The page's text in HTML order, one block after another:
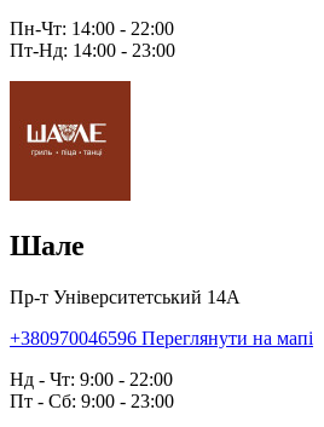
Пн-Чт: 14:00 - 22:00
Пт-Нд: 14:00 - 23:00
Шале
Пр-т Університетський 14А
+380970046596 Переглянути на мапі
Нд - Чт: 9:00 - 22:00
Пт - Сб: 9:00 - 23:00